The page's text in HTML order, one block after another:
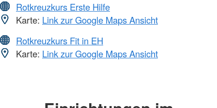
Rotkreuzkurs Erste Hilfe
Karte: Link zur Google Maps Ansicht
Rotkreuzkurs Fit in EH
Karte: Link zur Google Maps Ansicht